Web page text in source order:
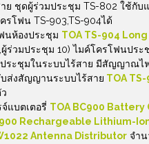
ย ชุดผู้ร่วมประชุม TS-802 ใช้กับ
รโฟน TS-903,TS-904ได้
นห้องประชุม TOA TS-904
ผู้ร่วมประชุม 10) ไมค์โครโฟนปร
ระชุมในระบบไร้สาย มีสัญญาณไ
ส่งสัญญานระบบไร้สาย TOA
แบตเตอรี่ TOA BC900 Battery
Rechargeable Lithium-
Antenna Distributor จำน